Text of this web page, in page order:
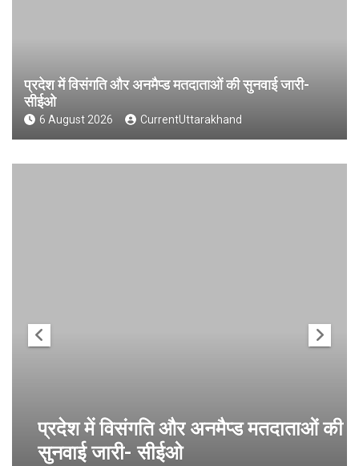
प्रदेश में विसंगति और अनमैप्ड मतदाताओं की सुनवाई जारी-
सीईओ
6 August 2026 CurrentUttarakhand
प्रदेश में विसंगति और अनमैप्ड मतदाताओं की
सुनवाई जारी- सीईओ